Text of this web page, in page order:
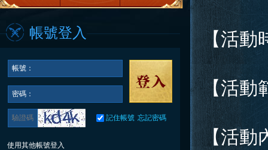
帳號登入
帳號：
密碼：
忘記密碼
記住帳號
使用其他帳號登入
【活動
【活動
【活動